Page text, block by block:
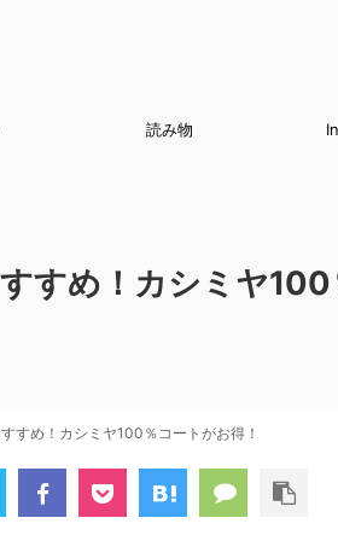
読み物
すめ！カシミヤ100
すめ！カシミヤ100％コートがお得！